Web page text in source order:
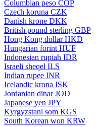
Columbian peso COP
Czech koruna CZK
Danish krone DKK
British pound sterling GBP
Hong Kong dollar HKD
Hungarian forint HUF
Indonesian rupiah IDR
Israeli sheqel ILS
Indian rupee INR
Icelandic krona ISK
Jordanian dinar JOD
Japanese yen JPY
Kyrgyzstani som KGS
South Korean won KRW